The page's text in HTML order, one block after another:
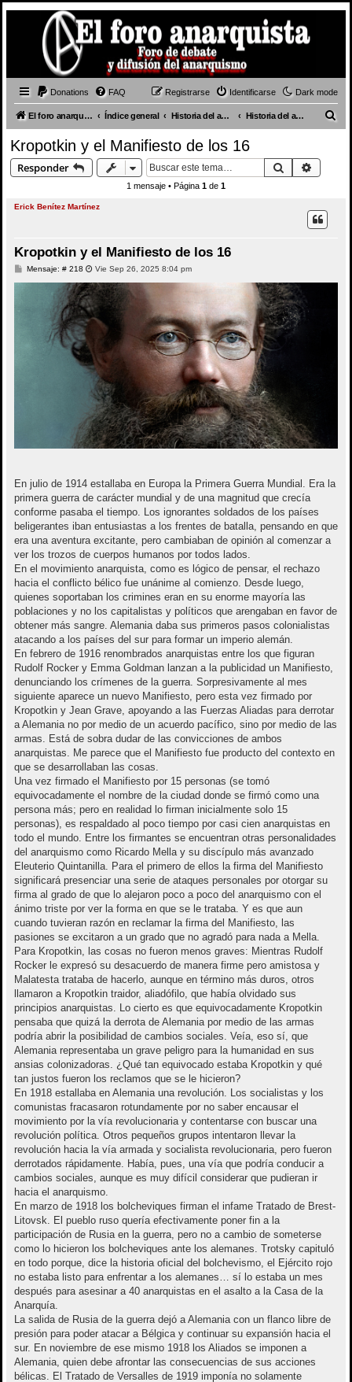
Dark mode
Donations FAQ Identificarse
Registrarse
El foro anarquista Índice general Historia del anarquismo Historia del anarquismo en general
Kropotkin y el Manifiesto de los 16
Responder Buscar
1 mensaje • Página 1 de 1
Erick Benítez Martínez
Kropotkin y el Manifiesto de los 16
Mensaje: # 218M
n
s
a
j
e
Vie Sep 26, 2025 8:04 pm
En julio de 1914 estallaba en Europa la Primera Guerra Mundial. Era la
primera guerra de carácter mundial y de una magnitud que crecía
conforme pasaba el tiempo. Los ignorantes soldados de los países
beligerantes iban entusiastas a los frentes de batalla, pensando en que
era una aventura excitante, pero cambiaban de opinión al comenzar a
ver los trozos de cuerpos humanos por todos lados.
En el movimiento anarquista, como es lógico de pensar, el rechazo
hacia el conflicto bélico fue unánime al comienzo. Desde luego,
quienes soportaban los crimines eran en su enorme mayoría las
poblaciones y no los capitalistas y políticos que arengaban en favor de
obtener más sangre. Alemania daba sus primeros pasos colonialistas
atacando a los países del sur para formar un imperio alemán.
En febrero de 1916 renombrados anarquistas entre los que figuran
Rudolf Rocker y Emma Goldman lanzan a la publicidad un Manifiesto,
denunciando los crímenes de la guerra. Sorpresivamente al mes
siguiente aparece un nuevo Manifiesto, pero esta vez firmado por
Kropotkin y Jean Grave, apoyando a las Fuerzas Aliadas para derrotar
a Alemania no por medio de un acuerdo pacífico, sino por medio de las
armas. Está de sobra dudar de las convicciones de ambos
anarquistas. Me parece que el Manifiesto fue producto del contexto en
que se desarrollaban las cosas.
Una vez firmado el Manifiesto por 15 personas (se tomó
equivocadamente el nombre de la ciudad donde se firmó como una
persona más; pero en realidad lo firman inicialmente solo 15
personas), es respaldado al poco tiempo por casi cien anarquistas en
todo el mundo. Entre los firmantes se encuentran otras personalidades
del anarquismo como Ricardo Mella y su discípulo más avanzado
Eleuterio Quintanilla. Para el primero de ellos la firma del Manifiesto
significará presenciar una serie de ataques personales por otorgar su
firma al grado de que lo alejaron poco a poco del anarquismo con el
ánimo triste por ver la forma en que se le trataba. Y es que aun
cuando tuvieran razón en reclamar la firma del Manifiesto, las
pasiones se excitaron a un grado que no agradó para nada a Mella.
Para Kropotkin, las cosas no fueron menos graves: Mientras Rudolf
Rocker le expresó su desacuerdo de manera firme pero amistosa y
Malatesta trataba de hacerlo, aunque en término más duros, otros
llamaron a Kropotkin traidor, aliadófilo, que había olvidado sus
principios anarquistas. Lo cierto es que equivocadamente Kropotkin
pensaba que quizá la derrota de Alemania por medio de las armas
podría abrir la posibilidad de cambios sociales. Veía, eso sí, que
Alemania representaba un grave peligro para la humanidad en sus
ansias colonizadoras. ¿Qué tan equivocado estaba Kropotkin y qué
tan justos fueron los reclamos que se le hicieron?
En 1918 estallaba en Alemania una revolución. Los socialistas y los
comunistas fracasaron rotundamente por no saber encausar el
movimiento por la vía revolucionaria y contentarse con buscar una
revolución política. Otros pequeños grupos intentaron llevar la
revolución hacia la vía armada y socialista revolucionaria, pero fueron
derrotados rápidamente. Había, pues, una vía que podría conducir a
cambios sociales, aunque es muy difícil considerar que pudieran ir
hacia el anarquismo.
En marzo de 1918 los bolcheviques firman el infame Tratado de Brest-
Litovsk. El pueblo ruso quería efectivamente poner fin a la
participación de Rusia en la guerra, pero no a cambio de someterse
como lo hicieron los bolcheviques ante los alemanes. Trotsky capituló
en todo porque, dice la historia oficial del bolchevismo, el Ejército rojo
no estaba listo para enfrentar a los alemanes… sí lo estaba un mes
después para asesinar a 40 anarquistas en el asalto a la Casa de la
Anarquía.
La salida de Rusia de la guerra dejó a Alemania con un flanco libre de
presión para poder atacar a Bélgica y continuar su expansión hacia el
sur. En noviembre de ese mismo 1918 los Aliados se imponen a
Alemania, quien debe afrontar las consecuencias de sus acciones
bélicas. El Tratado de Versalles de 1919 imponía no solamente